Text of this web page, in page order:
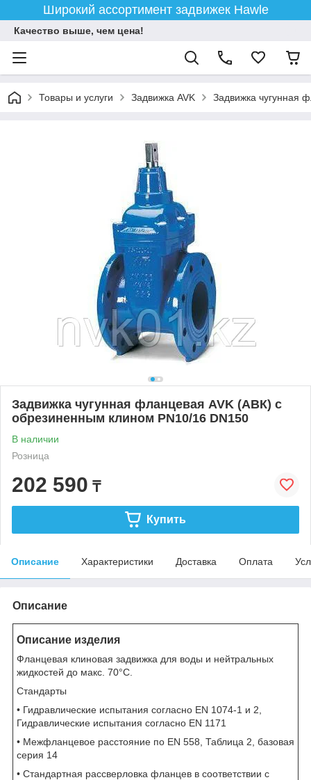
Широкий ассортимент задвижек Hawle
Качество выше, чем цена!
Товары и услуги Задвижка AVK Задвижка чугунная
Задвижка чугунная фланцевая AVK (АВК) с
обрезиненным клином PN10/16 DN150
В наличии
Розница
202 590 ₸
Купить
Описание Характеристики Доставка Оплата
Описание
Описание изделия
Фланцевая клиновая задвижка для воды и нейтральных
жидкостей до макс. 70°C.
Стандарты
• Гидравлические испытания согласно EN 1074-1 и 2,
Гидравлические испытания согласно EN 1171
• Межфланцевое расстояние по EN 558, Таблица 2, базовая
серия 14
• Стандартная рассверловка фланцев в соответствии с